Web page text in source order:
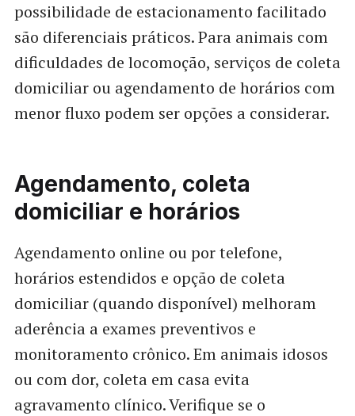
possibilidade de estacionamento facilitado
são diferenciais práticos. Para animais com
dificuldades de locomoção, serviços de coleta
domiciliar ou agendamento de horários com
menor fluxo podem ser opções a considerar.
Agendamento, coleta
domiciliar e horários
Agendamento online ou por telefone,
horários estendidos e opção de coleta
domiciliar (quando disponível) melhoram
aderência a exames preventivos e
monitoramento crônico. Em animais idosos
ou com dor, coleta em casa evita
agravamento clínico. Verifique se o